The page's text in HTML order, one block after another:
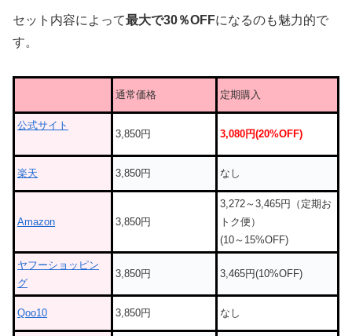
セット内容によって最大で30％OFFになるのも魅力的で
す。
通常価格 定期購入
公式サイト
3,850円 3,080円(20%OFF)
楽天 3,850円 なし
Amazon 3,850円
3,272～3,465円（定期お
トク便）
(10～15%OFF)
ヤフーショッピン
グ
3,850円 3,465円(10%OFF)
Qoo10 3,850円 なし